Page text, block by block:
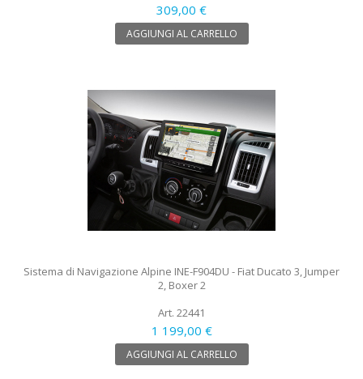
309,00 €
AGGIUNGI AL CARRELLO
Sistema di Navigazione Alpine INE-F904DU - Fiat Ducato 3, Jumper
2, Boxer 2
Art. 22441
1 199,00 €
AGGIUNGI AL CARRELLO